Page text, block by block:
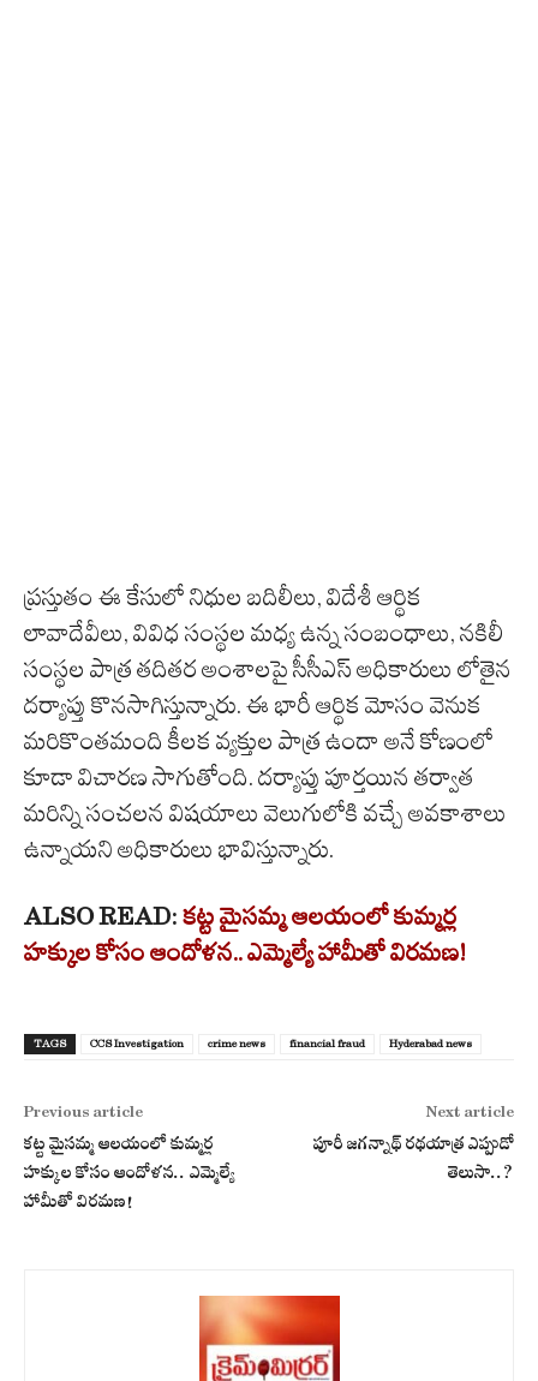
ప్రస్తుతం ఈ కేసులో నిధుల బదిలీలు, విదేశీ ఆర్థిక
లావాదేవీలు, వివిధ సంస్థల మధ్య ఉన్న సంబంధాలు, నకిలీ
సంస్థల పాత్ర తదితర అంశాలపై సీసీఎస్ అధికారులు లోతైన
దర్యాప్తు కొనసాగిస్తున్నారు. ఈ భారీ ఆర్థిక మోసం వెనుక
మరికొంతమంది కీలక వ్యక్తుల పాత్ర ఉందా అనే కోణంలో
కూడా విచారణ సాగుతోంది. దర్యాప్తు పూర్తయిన తర్వాత
మరిన్ని సంచలన విషయాలు వెలుగులోకి వచ్చే అవకాశాలు
ఉన్నాయని అధికారులు భావిస్తున్నారు.
ALSO READ: కట్ట మైసమ్మ ఆలయంలో కుమ్మర్ల
హక్కుల కోసం ఆందోళన.. ఎమ్మెల్యే హామీతో విరమణ!
TAGS CCS Investigation crime news financial fraud Hyderabad news
Previous article
కట్ట మైసమ్మ ఆలయంలో కుమ్మర్ల
హక్కుల కోసం ఆందోళన.. ఎమ్మెల్యే
హామీతో విరమణ!
Next article
పూరీ జగన్నాథ్ రథయాత్ర ఎప్పుడో
తెలుసా..?